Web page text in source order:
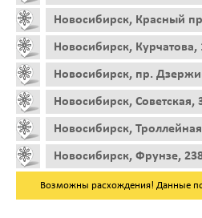
Новосибирск, Красный
Новосибирск,
Новосибирск, пр.
Новосибирск, Советская,
Новосибирск,
Новосибирск, Фрунзе,
Возможны расхождения! Данные по